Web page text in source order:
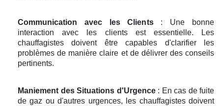
Communication avec les Clients: Une bonne
interaction avec les clients est essentielle. Les
chauffagistes doivent être capables d'clarifier les
problèmes de manière claire et de délivrer des conseils
pertinents.
Maniement des Situations d'Urgence: En cas de fuite
de gaz ou d'autres urgences, les chauffagistes doivent